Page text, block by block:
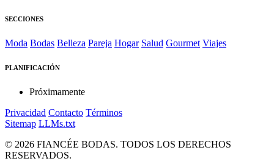
SECCIONES
Moda Bodas Belleza Pareja Hogar Salud Gourmet Viajes
PLANIFICACIÓN
Próximamente
Privacidad Contacto Términos
Sitemap LLMs.txt
© 2026 FIANCÉE BODAS. TODOS LOS DERECHOS
RESERVADOS.